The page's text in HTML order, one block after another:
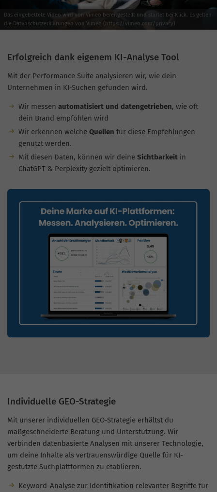
Das eingebettete Video wird von Vimeo bereitgestellt und startet bei Klick. Es gelten
die Datenschutzerklärungen von Vimeo (https://vimeo.com/privacy)
Erfolgreich dank eigenem KI-Analyse Tool
Mit der Performance Suite analysieren wir, wie dein
Unternehmen in KI-Suchen gefunden wird.
Wir messen automatisiert und datengetrieben, wie oft
dein Brand empfohlen wird
Wir erkennen welche Quellen für diese Empfehlungen
genutzt werden.
Mit diesen Daten, können wir deine Sichtbarkeitin
ChatGPT & Perplexity gezielt optimieren.
Individuelle GEO-Strategie
Mit unserer individuellen GEO-Strategie erhältst du
maßgeschneiderte Beratung und Unterstützung. Wir
verbinden datenbasierte Analysen mit unserer Technologie,
um deine Inhalte als vertrauenswürdige Quelle für KI-
gestützte Suchplattformen zu etablieren.
Keyword-Analyse zur Identifikation relevanter Begriffe für